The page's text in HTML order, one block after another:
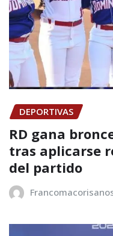
DEPORTIVAS
RD gana
tras aplicarse
del partido